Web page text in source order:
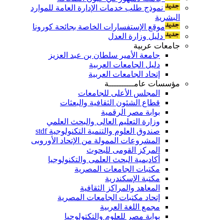
نموذج طلب خدمات الإدارة العامة للموارد
البشرية
موقع الإستفسارات الخاصة بجائحة كورونا
دليل وزارة العدل
جامعات عربية
جامعة الأمير سلطان بن عبد العزيز
دليل الجامعات العربية
إتحاد الجامعات العربية
مؤسسات عامــــــــــة
المجلس الأعلى للجامعات
قطاع الشئون الثقافية والبعثات
بوابة مصر الرقمية
وزارة التعليم العالى والبحث العلمي
صندوق العلوم والتنمية التكنولوجية stdf
المشروعات الممولة من الإتحاد الأوروبى
المركز القومى للبحوث
أكاديمية البحث العلمى والتكنولوجيا
مكتبات الجامعات المصرية
مكتبة الإسكندرية
المعاهد والمراكز الثقافية
إتحاد مكتبات الجامعات المصرية
مجمع اللغة العربية
بوابة مصر للعلوم والتكتولوجيا